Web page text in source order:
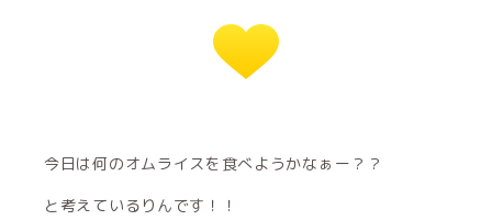
今日は何のオムライスを食べようかなぁー？？
と考えているりんです！！